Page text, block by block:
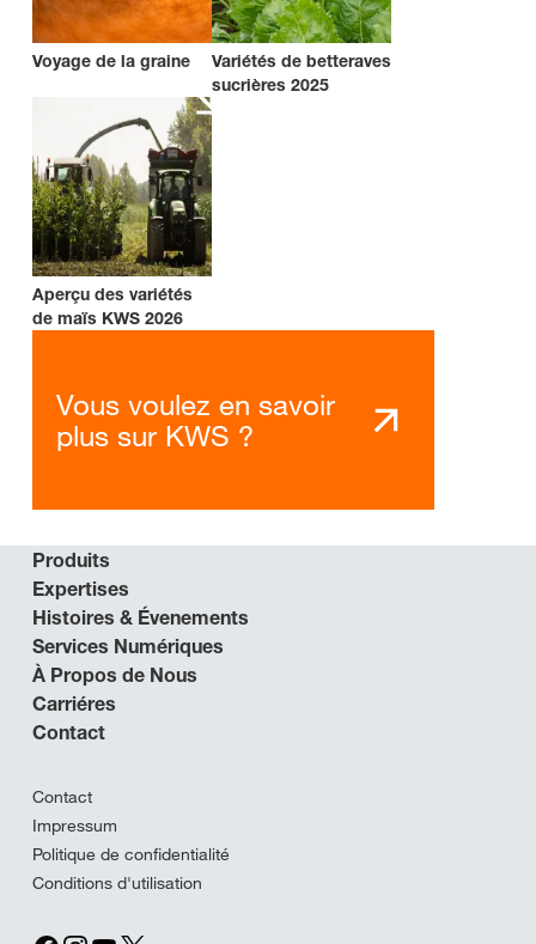
Voyage de la graine
Variétés de betteraves
sucrières 2025
Aperçu des variétés
de maïs KWS 2026
Vous voulez en savoir
plus sur KWS ?
Produits
Expertises
Histoires & Évenements
Services Numériques
À Propos de Nous
Carriéres
Contact
Contact
Impressum
Politique de confidentialité
Conditions d'utilisation